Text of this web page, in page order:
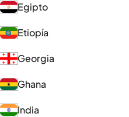
Egipto
Etiopía
Georgia
Ghana
India